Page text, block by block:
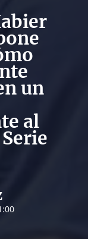
un
al